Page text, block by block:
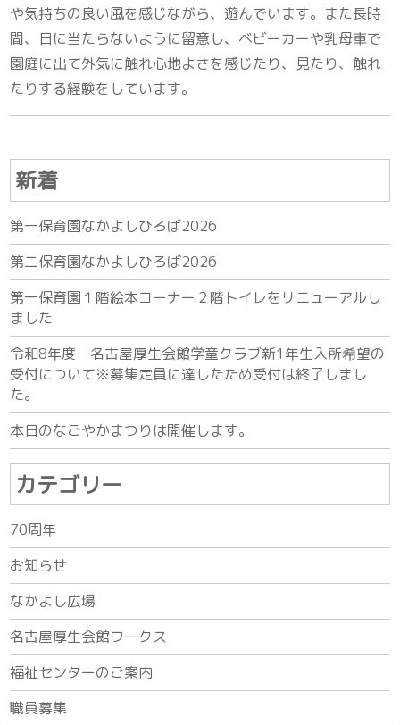
や気持ちの良い風を感じながら、遊んでいます。また長時
間、日に当たらないように留意し、ベビーカーや乳母車で
園庭に出て外気に触れ心地よさを感じたり、見たり、触れ
たりする経験をしています。
新着
第一保育園なかよしひろば2026
第二保育園なかよしひろば2026
第一保育園１階絵本コーナー２階トイレをリニューアルし
ました
令和8年度 名古屋厚生会館学童クラブ新1年生入所希望の
受付について※募集定員に達したため受付は終了しまし
た。
本日のなごやかまつりは開催します。
カテゴリー
70周年
お知らせ
なかよし広場
名古屋厚生会館ワークス
福祉センターのご案内
職員募集